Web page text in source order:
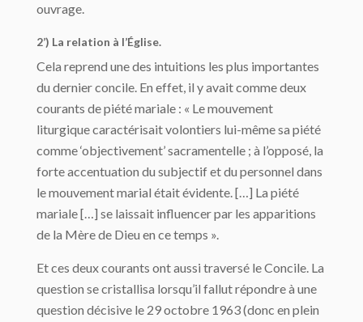
ouvrage.
2’) La relation à l’Église.
Cela reprend une des intuitions les plus importantes
du dernier concile. En effet, il y avait comme deux
courants de piété mariale : « Le mouvement
liturgique caractérisait volontiers lui-même sa piété
comme ‘objectivement’ sacramentelle ; à l’opposé, la
forte accentuation du subjectif et du personnel dans
le mouvement marial était évidente. […] La piété
mariale […] se laissait influencer par les apparitions
de la Mère de Dieu en ce temps ».
Et ces deux courants ont aussi traversé le Concile. La
question se cristallisa lorsqu’il fallut répondre à une
question décisive le 29 octobre 1963 (donc en plein